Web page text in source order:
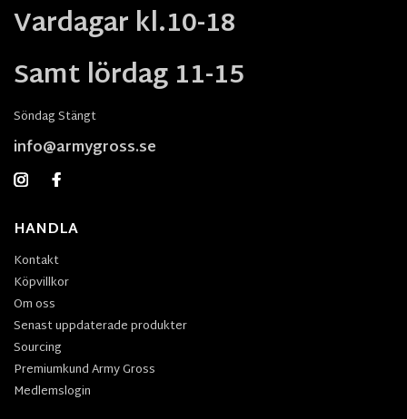
Vardagar kl.10-18
Samt lördag 11-15
Söndag Stängt
info@armygross.se
HANDLA
Kontakt
Köpvillkor
Om oss
Senast uppdaterade produkter
Sourcing
Premiumkund Army Gross
Medlemslogin